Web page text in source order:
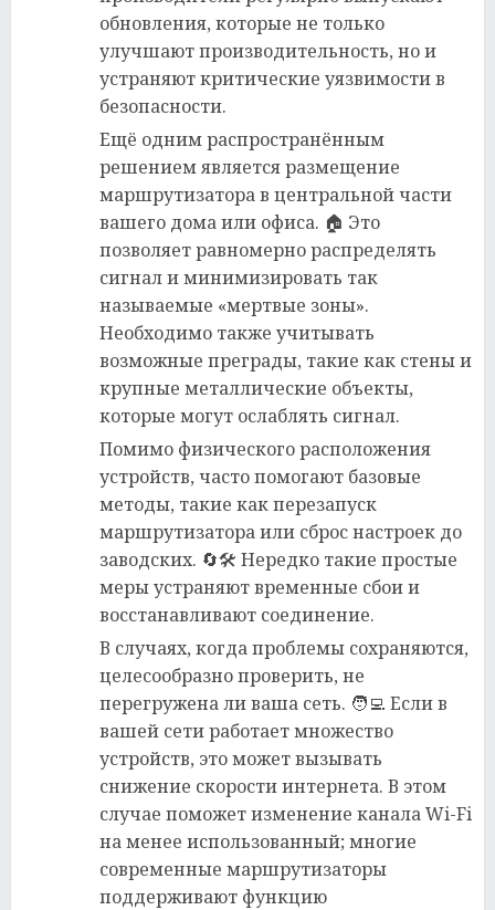
обновления, которые не только
улучшают производительность, но и
устраняют критические уязвимости в
безопасности.
Ещё одним распространённым
решением является размещение
маршрутизатора в центральной части
вашего дома или офиса. 🏠 Это
позволяет равномерно распределять
сигнал и минимизировать так
называемые «мертвые зоны».
Необходимо также учитывать
возможные преграды, такие как стены и
крупные металлические объекты,
которые могут ослаблять сигнал.
Помимо физического расположения
устройств, часто помогают базовые
методы, такие как перезапуск
маршрутизатора или сброс настроек до
заводских. 🔄🛠️ Нередко такие простые
меры устраняют временные сбои и
восстанавливают соединение.
В случаях, когда проблемы сохраняются,
целесообразно проверить, не
перегружена ли ваша сеть. 🧑‍💻 Если в
вашей сети работает множество
устройств, это может вызывать
снижение скорости интернета. В этом
случае поможет изменение канала Wi-Fi
на менее использованный; многие
современные маршрутизаторы
поддерживают функцию